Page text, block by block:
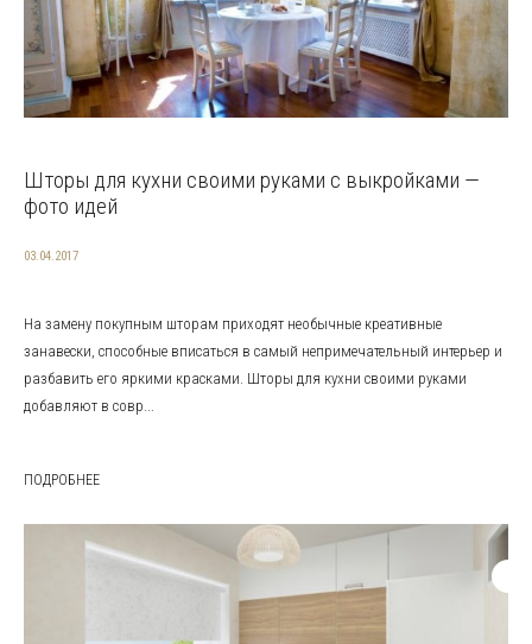
Шторы для кухни своими руками с выкройками —
фото идей
03.04.2017
На замену покупным шторам приходят необычные креативные
занавески, способные вписаться в самый непримечательный интерьер и
разбавить его яркими красками. Шторы для кухни своими руками
добавляют в совр...
ПОДРОБНЕЕ